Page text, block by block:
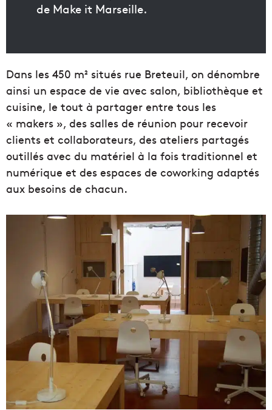
de Make it Marseille.
Dans les 450 m² situés rue Breteuil, on dénombre
ainsi un espace de vie avec salon, bibliothèque et
cuisine, le tout à partager entre tous les
« makers », des salles de réunion pour recevoir
clients et collaborateurs, des ateliers partagés
outillés avec du matériel à la fois traditionnel et
numérique et des espaces de coworking adaptés
aux besoins de chacun.